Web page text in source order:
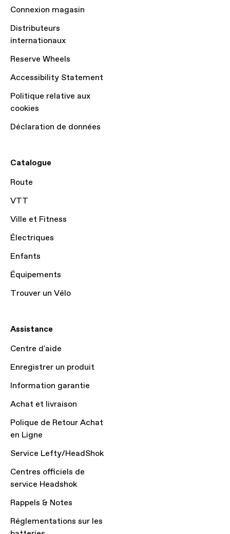
Connexion magasin
Distributeurs
internationaux
Reserve Wheels
Accessibility Statement
Politique relative aux
cookies
Déclaration de données
Catalogue
Route
VTT
Ville et Fitness
Électriques
Enfants
Équipements
Trouver un Vélo
Assistance
Centre d'aide
Enregistrer un produit
Information garantie
Achat et livraison
Polique de Retour Achat
en Ligne
Service Lefty/HeadShok
Centres officiels de
service Headshok
Rappels & Notes
Réglementations sur les